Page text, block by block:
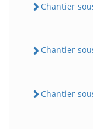
Chantier
Chantier
Chantier